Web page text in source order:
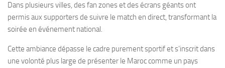
Dans plusieurs villes, des fan zones et des écrans géants ont
permis aux supporters de suivre le match en direct, transformant la
soirée en événement national.
Cette ambiance dépasse le cadre purement sportif et s’inscrit dans
une volonté plus large de présenter le Maroc comme un pays